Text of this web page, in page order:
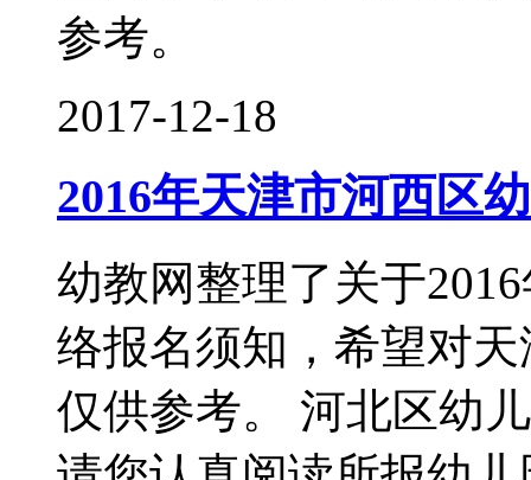
参考。
2017-12-18
2016年天津市河西区
幼教网整理了关于
络报名须知，希望对
仅供参考。 河北区幼